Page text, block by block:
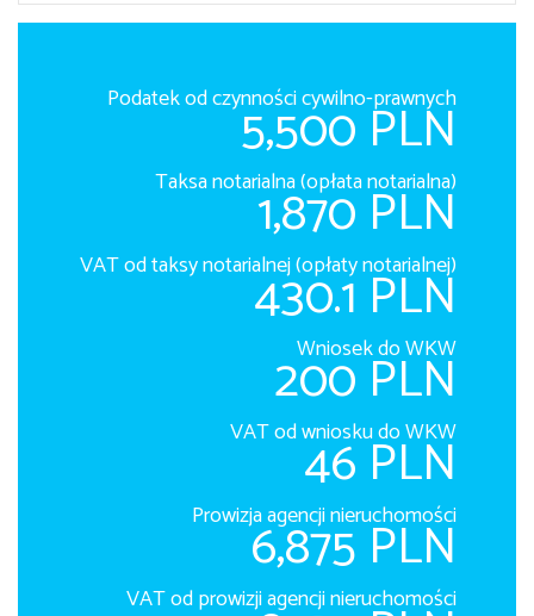
Podatek od czynności cywilno-prawnych
5,500 PLN
Taksa notarialna (opłata notarialna)
1,870 PLN
VAT od taksy notarialnej (opłaty notarialnej)
430.1 PLN
Wniosek do WKW
200 PLN
VAT od wniosku do WKW
46 PLN
Prowizja agencji nieruchomości
6,875 PLN
VAT od prowizji agencji nieruchomości